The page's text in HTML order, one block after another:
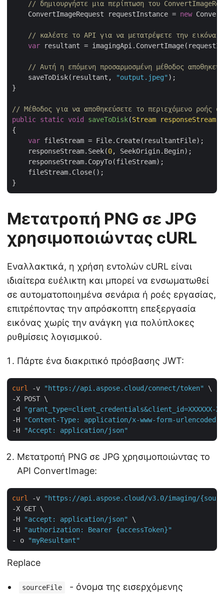
// δημιουργήστε μια περίπτωση του
    ConvertImageRequest requestInstance =
new
// καλέστε το API για να μετατρέψετε την εικόνα
var resultant =
// Αυτή η επόμενη προσαρμοσμένη μέθοδος
    saveToDisk(resultant,
"output.jpeg" );
}
// Μέθοδος για να αποθηκεύσετε το περιεχόμενο ροής
public static void saveToDisk(Stream
{
var fileStream = File.Create(resultantFile);
    responseStream.Seek(
0, SeekOrigin.Begin);
    responseStream.CopyTo(fileStream);
    fileStream.Close();
Μετατροπή PNG σε JPG
χρησιμοποιώντας cURL
Εναλλακτικά, η χρήση εντολών cURL είναι
ιδιαίτερα ευέλικτη και μπορεί να ενσωματωθεί
σε αυτοματοποιημένα σενάρια ή ροές εργασίας,
επιτρέποντας την απρόσκοπτη επεξεργασία
εικόνας χωρίς την ανάγκη για πολύπλοκες
ρυθμίσεις λογισμικού.
Πάρτε ένα διακριτικό πρόσβασης JWT:
curl -v "https://api.aspose.cloud/connect/token"
\
-X POST \
-d
"grant_type=client_credentials&client_id=XXXXXX-
-H
"Content-Type: application/x-www-form-urlencoded"
-H
"Accept: application/json"
Μετατροπή PNG σε JPG χρησιμοποιώντας το
API ConvertImage:
curl -v
"https://api.aspose.cloud/v3.0/imaging/
-X GET \
-H
"accept: application/json"
\
-H
"authorization: Bearer {accessToken}"
- o
"myResultant"
Replace
sourceFile
- όνομα της εισερχόμενης